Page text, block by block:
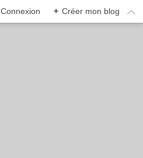
Connexion + Créer mon blog